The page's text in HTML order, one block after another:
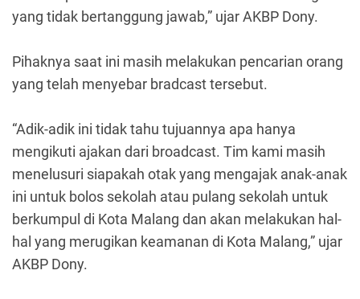
yang tidak bertanggung jawab,” ujar AKBP Dony.
Pihaknya saat ini masih melakukan pencarian orang
yang telah menyebar bradcast tersebut.
“Adik-adik ini tidak tahu tujuannya apa hanya
mengikuti ajakan dari broadcast. Tim kami masih
menelusuri siapakah otak yang mengajak anak-anak
ini untuk bolos sekolah atau pulang sekolah untuk
berkumpul di Kota Malang dan akan melakukan hal-
hal yang merugikan keamanan di Kota Malang,” ujar
AKBP Dony.